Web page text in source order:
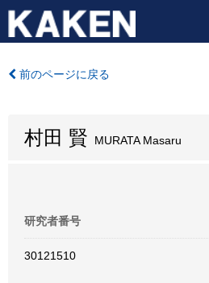
前のページに戻る
村田 賢 MURATA Masaru
研究者番号
30121510